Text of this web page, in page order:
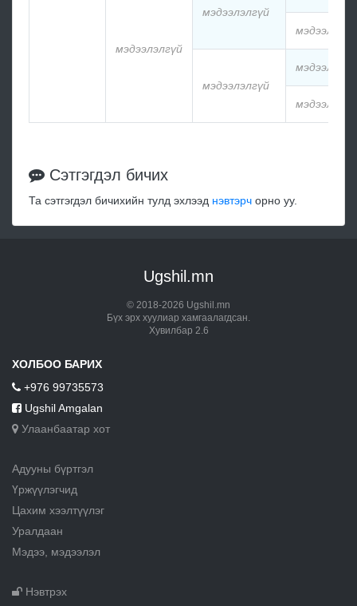
мэдээлэлгүй
мэдээлэлгүй
мэдээлэлгүй
Сэтгэгдэл бичих
Та сэтгэгдэл бичихийн тулд эхлээд нэвтэрч орно уу.
Ugshil.mn
© 2018-2026 Ugshil.mn
Бүх эрх хуулиар хамгаалагдсан.
Хувилбар 2.6
ХОЛБОО БАРИХ
+976 99735573
Ugshil Amgalan
Улаанбаатар хот
Адууны бүртгэл
Үржүүлэгчид
Цахим хээлтүүлэг
Уралдаан
Мэдээ, мэдээлэл
Нэвтрэх